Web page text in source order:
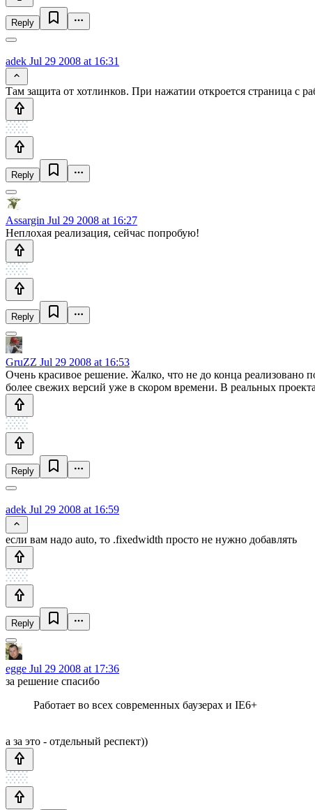
Reply
adek Jul 29 2008 at 16:31
Там защита от хотлинков. При нажатии откроется страница с
Reply
Assargin Jul 29 2008 at 16:27
Неплохая реализация, сейчас попробую!
Reply
GruZZ Jul 29 2008 at 16:53
Очень красивое решение. Жалко, что не до конца реализовано
более свежих версий уже в скором времени. В реальных
Reply
adek Jul 29 2008 at 16:59
если вам надо auto, то .fixedwidth просто не нужно добавлять
Reply
egge Jul 29 2008 at 17:36
за решение спасибо
Работает во всех современных баузерах и IE6+
а за это - отдельный респект))